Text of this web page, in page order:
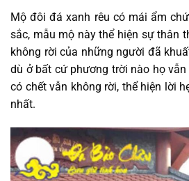
Mộ đôi đá xanh rêu có mái ẩm
sắc, mẫu mộ này thể hiện sự thân
không rời của những người đã
dù ở bất cứ phương trời nào họ
có chết vẫn không rời, thể hiện lời
nhất.